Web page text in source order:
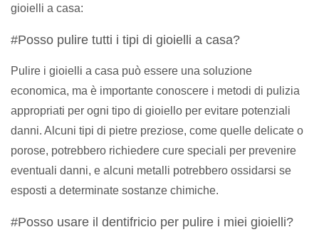
gioielli a casa:
#Posso pulire tutti i tipi di gioielli a casa?
Pulire i gioielli a casa può essere una soluzione
economica, ma è importante conoscere i metodi di pulizia
appropriati per ogni tipo di gioiello per evitare potenziali
danni. Alcuni tipi di pietre preziose, come quelle delicate o
porose, potrebbero richiedere cure speciali per prevenire
eventuali danni, e alcuni metalli potrebbero ossidarsi se
esposti a determinate sostanze chimiche.
#Posso usare il dentifricio per pulire i miei gioielli?